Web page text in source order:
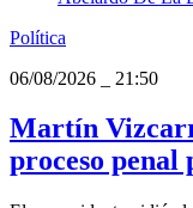
Política
06/08/2026
21:50
Martín
proceso penal